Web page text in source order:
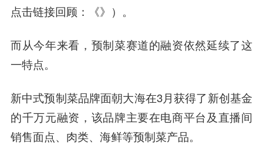
点击链接回顾：《》）。
而从今年来看，预制菜赛道的融资依然延续了这
一特点。
新中式预制菜品牌面朝大海在3月获得了新创基金
的千万元融资，该品牌主要在电商平台及直播间
销售面点、肉类、海鲜等预制菜产品。